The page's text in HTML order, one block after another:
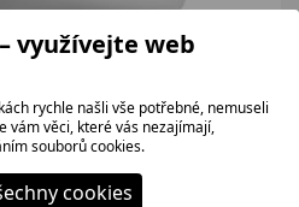
250 g
250 g.
využívejte web
rychle našli vše potřebné, nemuseli
vám věci, které vás nezajímají,
souborů cookies.
cookies